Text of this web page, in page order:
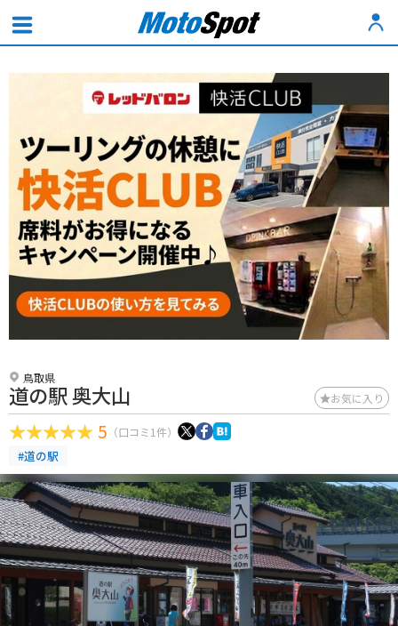
鳥取県
道の駅 奥大山 お気に入り
5 （口コミ1件）
#道の駅